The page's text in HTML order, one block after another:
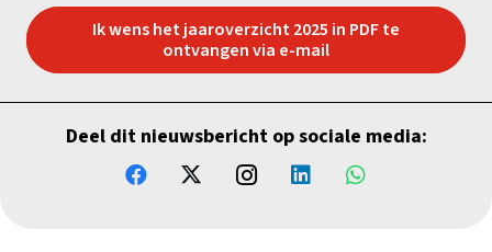
Ik wens het jaaroverzicht 2025 in PDF te
ontvangen via e-mail
Deel dit nieuwsbericht op sociale media: